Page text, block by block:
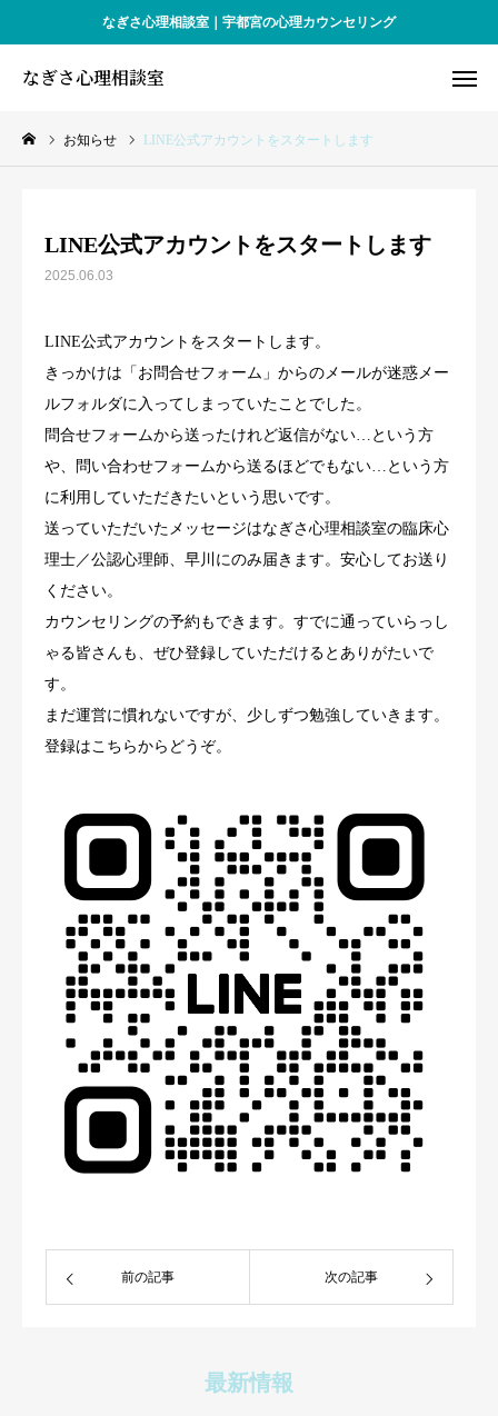
なぎさ心理相談室｜宇都宮の心理カウンセリング
なぎさ心理相談室
お知らせ LINE公式アカウントをスタートします
LINE公式アカウントをスタートします
2025.06.03
LINE公式アカウントをスタートします。
きっかけは「お問合せフォーム」からのメールが迷惑メー
ルフォルダに入ってしまっていたことでした。
問合せフォームから送ったけれど返信がない…という方
や、問い合わせフォームから送るほどでもない…という方
に利用していただきたいという思いです。
送っていただいたメッセージはなぎさ心理相談室の臨床心
理士／公認心理師、早川にのみ届きます。安心してお送り
ください。
カウンセリングの予約もできます。すでに通っていらっし
ゃる皆さんも、ぜひ登録していただけるとありがたいで
す。
まだ運営に慣れないですが、少しずつ勉強していきます。
登録はこちらからどうぞ。
前の記事 次の記事
最新情報
なぎさ心理相談室
WEB予約 アクセス
プロフィール
予約・料金
ブログ
お問合せ